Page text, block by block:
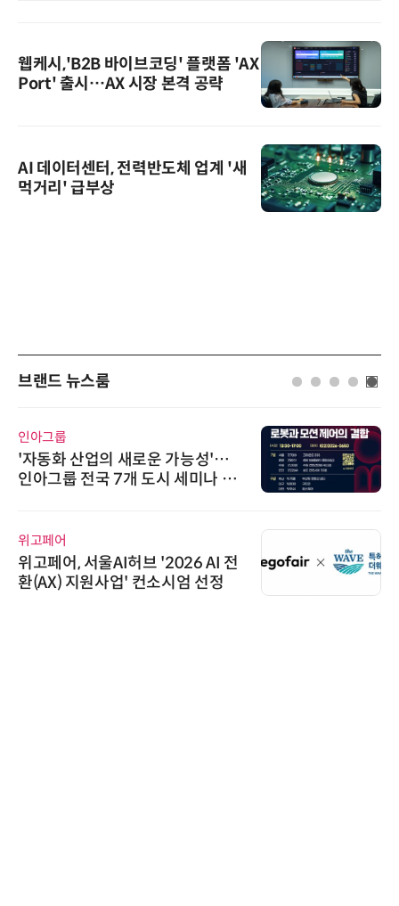
웹케시,'B2B 바이브코딩' 플랫폼 'AX
Port' 출시…AX 시장 본격 공략
AI 데이터센터, 전력반도체 업계 '새
먹거리' 급부상
브랜드 뉴스룸
인아그룹
'자동화 산업의 새로운 가능성'…
인아그룹 전국 7개 도시 세미나 페
위고페어
위고페어, 서울AI허브 '2026 AI 전
환(AX) 지원사업' 컨소시엄 선정